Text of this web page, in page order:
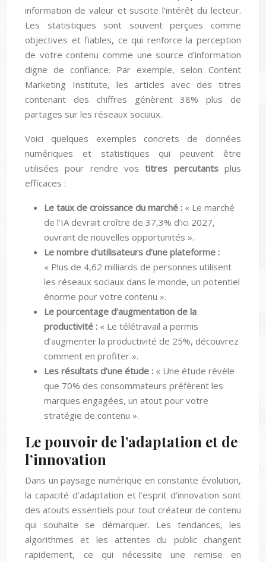
information de valeur et suscite l’intérêt du lecteur.
Les statistiques sont souvent perçues comme
objectives et fiables, ce qui renforce la perception
de votre contenu comme une source d’information
digne de confiance. Par exemple, selon Content
Marketing Institute, les articles avec des titres
contenant des chiffres génèrent 38% plus de
partages sur les réseaux sociaux.
Voici quelques exemples concrets de données
numériques et statistiques qui peuvent être
utilisées pour rendre vostitres percutantsplus
efficaces :
Le taux de croissance du marché : « Le marché
de l’IA devrait croître de 37,3% d’ici 2027,
ouvrant de nouvelles opportunités ».
Le nombre d’utilisateurs d’une plateforme :
« Plus de 4,62 milliards de personnes utilisent
les réseaux sociaux dans le monde, un potentiel
énorme pour votre contenu ».
Le pourcentage d’augmentation de la
productivité : « Le télétravail a permis
d’augmenter la productivité de 25%, découvrez
comment en profiter ».
Les résultats d’une étude : « Une étude révèle
que 70% des consommateurs préfèrent les
marques engagées, un atout pour votre
stratégie de contenu ».
Le pouvoir de l’adaptation et de
l’innovation
Dans un paysage numérique en constante évolution,
la capacité d’adaptation et l’esprit d’innovation sont
des atouts essentiels pour tout créateur de contenu
qui souhaite se démarquer. Les tendances, les
algorithmes et les attentes du public changent
rapidement, ce qui nécessite une remise en